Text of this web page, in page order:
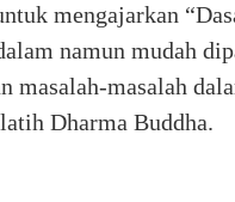
mengajarkan
namun mudah
masalah-masalah
Dharma Buddha.